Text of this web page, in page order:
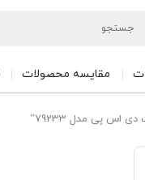
مقایسه محصولات
پی مدل 79233”